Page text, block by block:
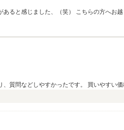
ると感じました、（笑） こちらの方へお
質問などしやすかったです。 買いやすい